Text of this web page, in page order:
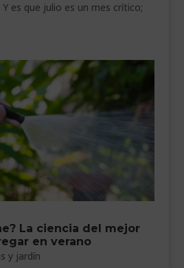
es que julio es un mes crítico;
La ciencia del mejor
en verano
y jardín